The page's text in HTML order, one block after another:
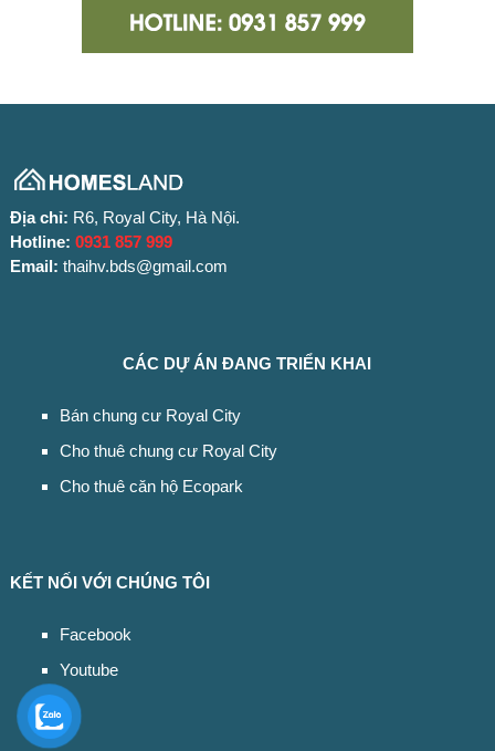
Địa chỉ: R6, Royal City, Hà Nội.
Hotline: 0931 857 999
Email: thaihv.bds@gmail.com
CÁC DỰ ÁN ĐANG TRIỂN KHAI
Bán chung cư Royal City
Cho thuê chung cư Royal City
Cho thuê căn hộ Ecopark
KẾT NỐI VỚI CHÚNG TÔI
Facebook
Youtube